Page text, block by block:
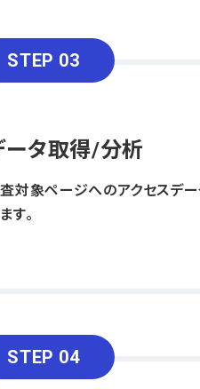
STEP 03
ータ取得/分析
対象ページへのアクセスデ
す。
STEP 04